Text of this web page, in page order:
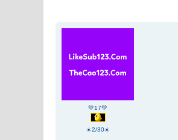
💚17💚
☀️2/30☀️